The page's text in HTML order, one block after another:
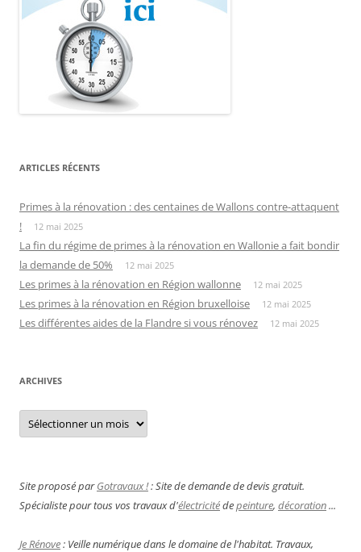
ARTICLES RÉCENTS
Primes à la rénovation : des centaines de Wallons contre-attaquent
!
12 mai 2025
La fin du régime de primes à la rénovation en Wallonie a fait bondir
la demande de 50%
12 mai 2025
Les primes à la rénovation en Région wallonne 12 mai 2025
Les primes à la rénovation en Région bruxelloise 12 mai 2025
Les différentes aides de la Flandre si vous rénovez 12 mai 2025
ARCHIVES
Archives
Site proposé parGotravaux !: Site de demande de devis gratuit.
Spécialiste pour tous vos travaux d'électricitédepeinture, décoration...
Je Rénove: Veille numérique dans le domaine de l'habitat. Travaux,